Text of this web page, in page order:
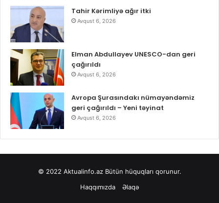
Tahir Kərimliyə ağır itki
Avqust 6, 2026
Elman Abdullayev UNESCO-dan geri
çağırıldı
Avqust 6, 2026
Avropa Şurasındakı nümayəndəmiz
geri çağırıldı – Yeni təyinat
Avqust 6, 2026
© 2022 Aktualinfo.azBütün hüquqları qorunur.
Haqqımızda
Əlaqə